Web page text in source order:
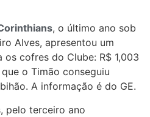
, o último ano sob
Alves, apresentou um
cofres do Clube: R$ 1,003
o Timão conseguiu
A informação é do GE.
pelo terceiro ano